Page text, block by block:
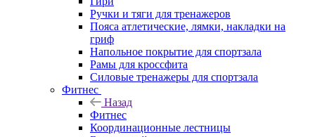
Ручки и тяги для тренажеров
Пояса атлетические, лямки, накладки на
гриф
Напольное покрытие для спортзала
Рамы для кроссфита
Силовые тренажеры для спортзала
Фитнес
Назад
Фитнес
Координационные лестницы